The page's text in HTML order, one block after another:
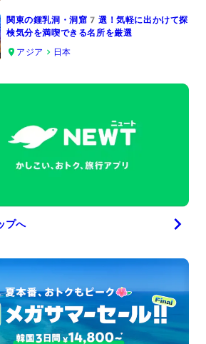
関東の鍾乳洞・洞窟7選！気軽に出かけて探
検気分を満喫できる名所を厳選
アジア
日本
プへ